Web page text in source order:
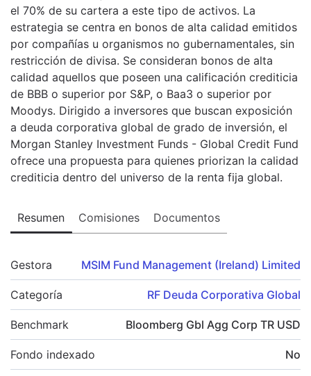
el 70% de su cartera a este tipo de activos. La
estrategia se centra en bonos de alta calidad emitidos
por compañías u organismos no gubernamentales, sin
restricción de divisa. Se consideran bonos de alta
calidad aquellos que poseen una calificación crediticia
de BBB o superior por S&P, o Baa3 o superior por
Moodys. Dirigido a inversores que buscan exposición
a deuda corporativa global de grado de inversión, el
Morgan Stanley Investment Funds - Global Credit Fund
ofrece una propuesta para quienes priorizan la calidad
crediticia dentro del universo de la renta fija global.
Resumen Comisiones Documentos
Gestora MSIM Fund Management (Ireland) Limited
Categoría RF Deuda Corporativa Global
Benchmark Bloomberg Gbl Agg Corp TR USD
Fondo indexado No